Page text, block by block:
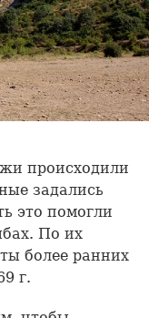
происходили
задались
это помогли
По их
более ранних
г.